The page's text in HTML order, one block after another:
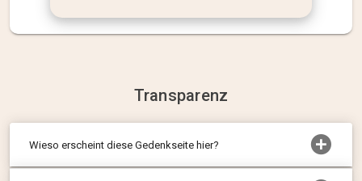
Transparenz
Wieso erscheint diese Gedenkseite hier?